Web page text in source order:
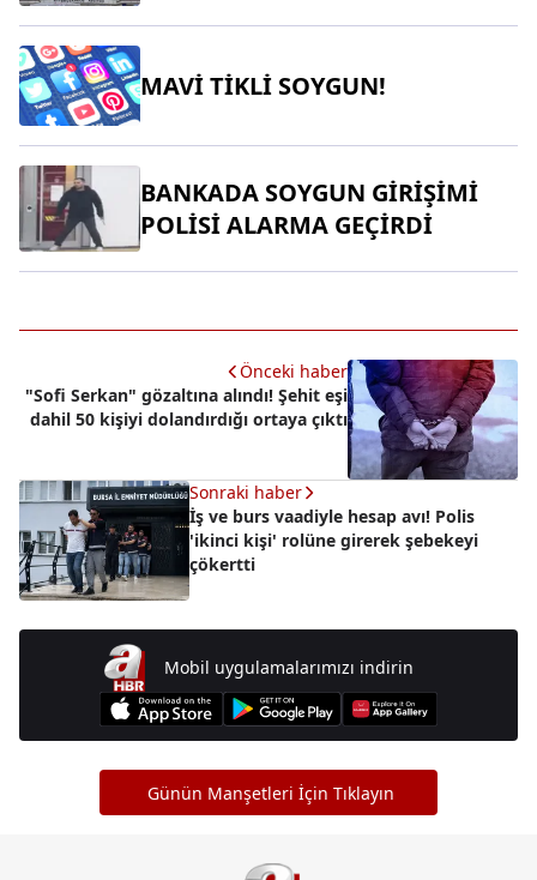
MAVİ TİKLİ SOYGUN!
BANKADA SOYGUN GİRİŞİMİ
POLİSİ ALARMA GEÇİRDİ
Önceki haber
"Sofi Serkan" gözaltına alındı! Şehit eşi
dahil 50 kişiyi dolandırdığı ortaya çıktı
Sonraki haber
İş ve burs vaadiyle hesap avı! Polis
'ikinci kişi' rolüne girerek şebekeyi
çökertti
Mobil uygulamalarımızı indirin
Günün Manşetleri İçin Tıklayın